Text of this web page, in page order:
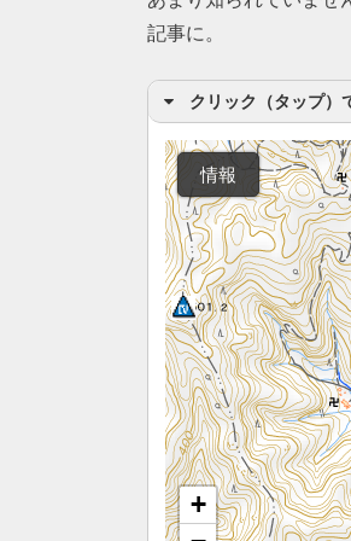
記事に。
クリック（タップ）